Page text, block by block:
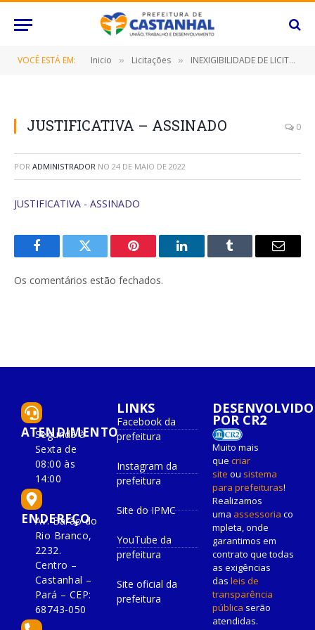
VOCÊ ESTÁ EM: Inicio » Licitações » INEXIGIBILIDADE DE LICITAÇÃO Nº 010/2022 (Concessão de recursos por meio de transferência voluntária, para a Associação dos Rotarianos de Castanhal, destinado à realização do Projeto “Sonho de Menina” – 45° Baile de Debutantes)
JUSTIFICATIVA – ASSINADO 0
POR ADMINISTRADOR NO 24 DE MAIO DE 2022
JUSTIFICATIVA - ASSINADO
FacebookTwitter Pinterest O
Tumblr
E-
Os comentários estão fechados.
ATENDIMENTO
Segunda à
Sexta de
08:00 às
14:00
ENDEREÇO
Av. Barão do
Rio Branco,
2232.
Centro –
Castanhal –
Pará – CEP:
68743-050
LINKS
Facebook da
prefeitura
Instagram da
prefeitura
Site do IPMC
YouTube da
prefeitura
Site oficial da
prefeitura
DESENVOLVIDO
POR CR2
Muito mais
que criar
site ou sistema
para prefeituras!
Realizamos
uma assessoria co
mpleta, onde
garantimos em
contrato que todas
as exigências
das leis de
transparência
pública serão
atendidas.